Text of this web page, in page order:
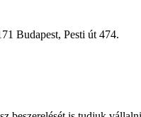
Budapest, Pesti út 474.